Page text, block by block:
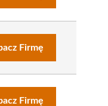
Firmę
Firmę